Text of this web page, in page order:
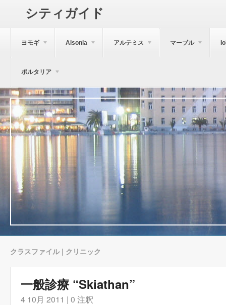
シティガイド
ヨモギ Aisonia アルテミス マーブル
ポルタリア
クラスファイル | クリニック
一般診療 “Skiathan”
4 10月 2011 | 0 注釈